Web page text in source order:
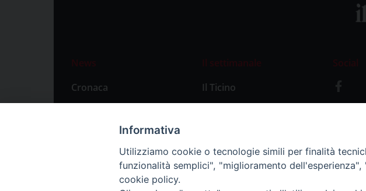
News
Cronaca
Attualità
Primo Piano
Il settimanale
Il Ticino
Abbonamenti
Social
Informativa
Utilizziamo cookie o tecnologie simili per finalità
funzionalità semplici", "miglioramento
cookie policy.